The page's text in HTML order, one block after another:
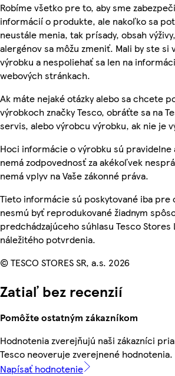
Robíme všetko pre to, aby sme
informácií o produkte, ale nakoľko sa
neustále menia, tak prísady, obsah
alergénov sa môžu zmeniť. Mali by ste
výrobku a nespoliehať sa len na
webových stránkach.
Ak máte nejaké otázky alebo sa chcete
výrobkoch značky Tesco, obráťte sa na
servis, alebo výrobcu výrobku, ak nie je
Hoci informácie o výrobku sú pravidelne
nemá zodpovednosť za akékoľvek
nemá vplyv na Vaše zákonné práva.
Tieto informácie sú poskytované iba pre
nesmú byť reprodukované žiadnym
predchádzajúceho súhlasu Tesco Stores
náležitého potvrdenia.
© TESCO STORES SR, a.s. 2026
Zatiaľ bez recenzií
Pomôžte ostatným zákazníkom
Hodnotenia zverejňujú naši zákazníci
Tesco neoveruje zverejnené hodnotenia.
Napísať hodnotenie